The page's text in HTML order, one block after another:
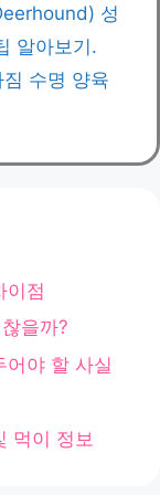
성
알아보기.
수명 양육
이점
을까?
어야 할 사실
먹이 정보